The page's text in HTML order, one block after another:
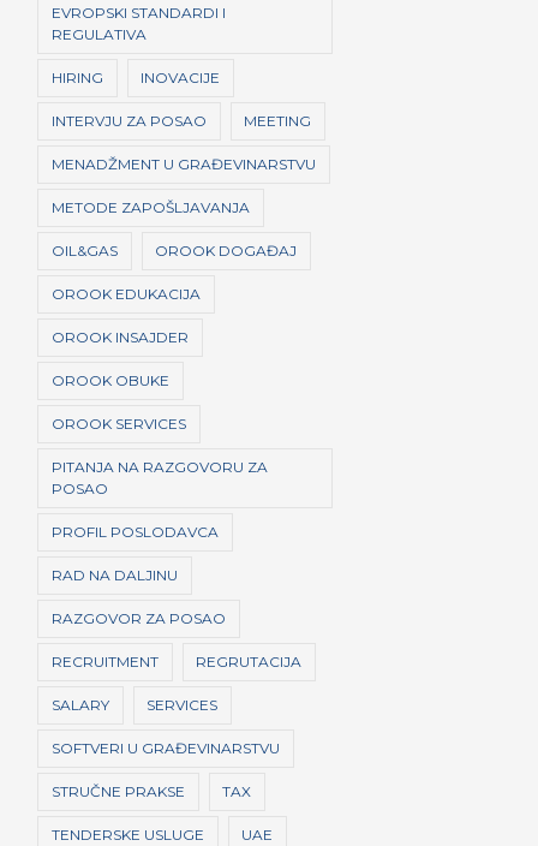
EVROPSKI STANDARDI I
REGULATIVA
HIRING INOVACIJE
INTERVJU ZA POSAO MEETING
MENADŽMENT U GRAĐEVINARSTVU
METODE ZAPOŠLJAVANJA
OIL&GAS OROOK DOGAĐAJ
OROOK EDUKACIJA
OROOK INSAJDER
OROOK OBUKE
OROOK SERVICES
PITANJA NA RAZGOVORU ZA
POSAO
PROFIL POSLODAVCA
RAD NA DALJINU
RAZGOVOR ZA POSAO
RECRUITMENT REGRUTACIJA
SALARY SERVICES
SOFTVERI U GRAĐEVINARSTVU
STRUČNE PRAKSE TAX
TENDERSKE USLUGE UAE